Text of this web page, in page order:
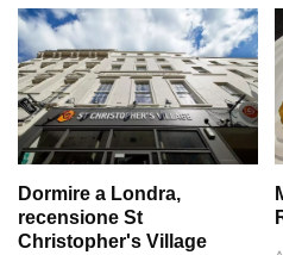
Dormire a Londra,
recensione St
Christopher's Village